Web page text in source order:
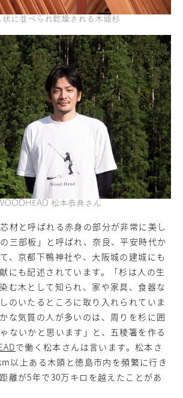
状に並べられ乾燥される木頭杉
松本恭典さん
材と呼ばれる赤身の部分が非常に美し
三部板」と呼ばれ、奈良、平安時代か
、京都下鴨神社や、大阪城の建城にも
にも記述されています。「杉は人の生
む木として知られ、家や家具、食器な
のいたるところに取り入れられていま
な気質の人が多いのは、周りを杉に囲
ないかと思います」と、五稜箸を作る
で働く松本さんは言います。松本さ
以上ある木頭と徳島市内を頻繁に行き
離が5年で30万キロを越えたことがあ